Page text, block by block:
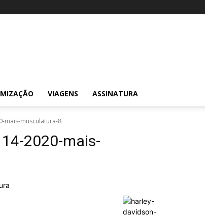
VIAGENS ASSINATURA
mais-musculatura-8
2020-mais-